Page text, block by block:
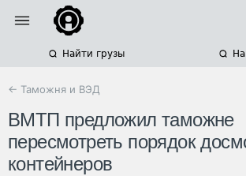
Найти грузы
← Таможня и ВЭД
ВМТП предложил таможне
пересмотреть порядок
контейнеров